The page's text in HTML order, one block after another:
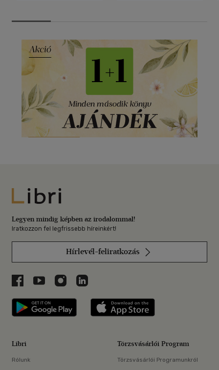
Libri
Legyen mindig képben az irodalommal!
Iratkozzon fel legfrissebb híreinkért!
Hírlevél-feliratkozás
Libri a Facebookon
Libri a Youtube-on
Libri az Instagramon
Libri a LinkedInen
Libri applikáció Szerezd meg: Google
Libri
Rólunk
Törzsvásárlói Program
Törzsvásárlói Programunkról